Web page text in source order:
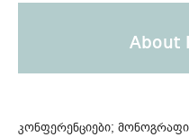
About
კონფერენციები;